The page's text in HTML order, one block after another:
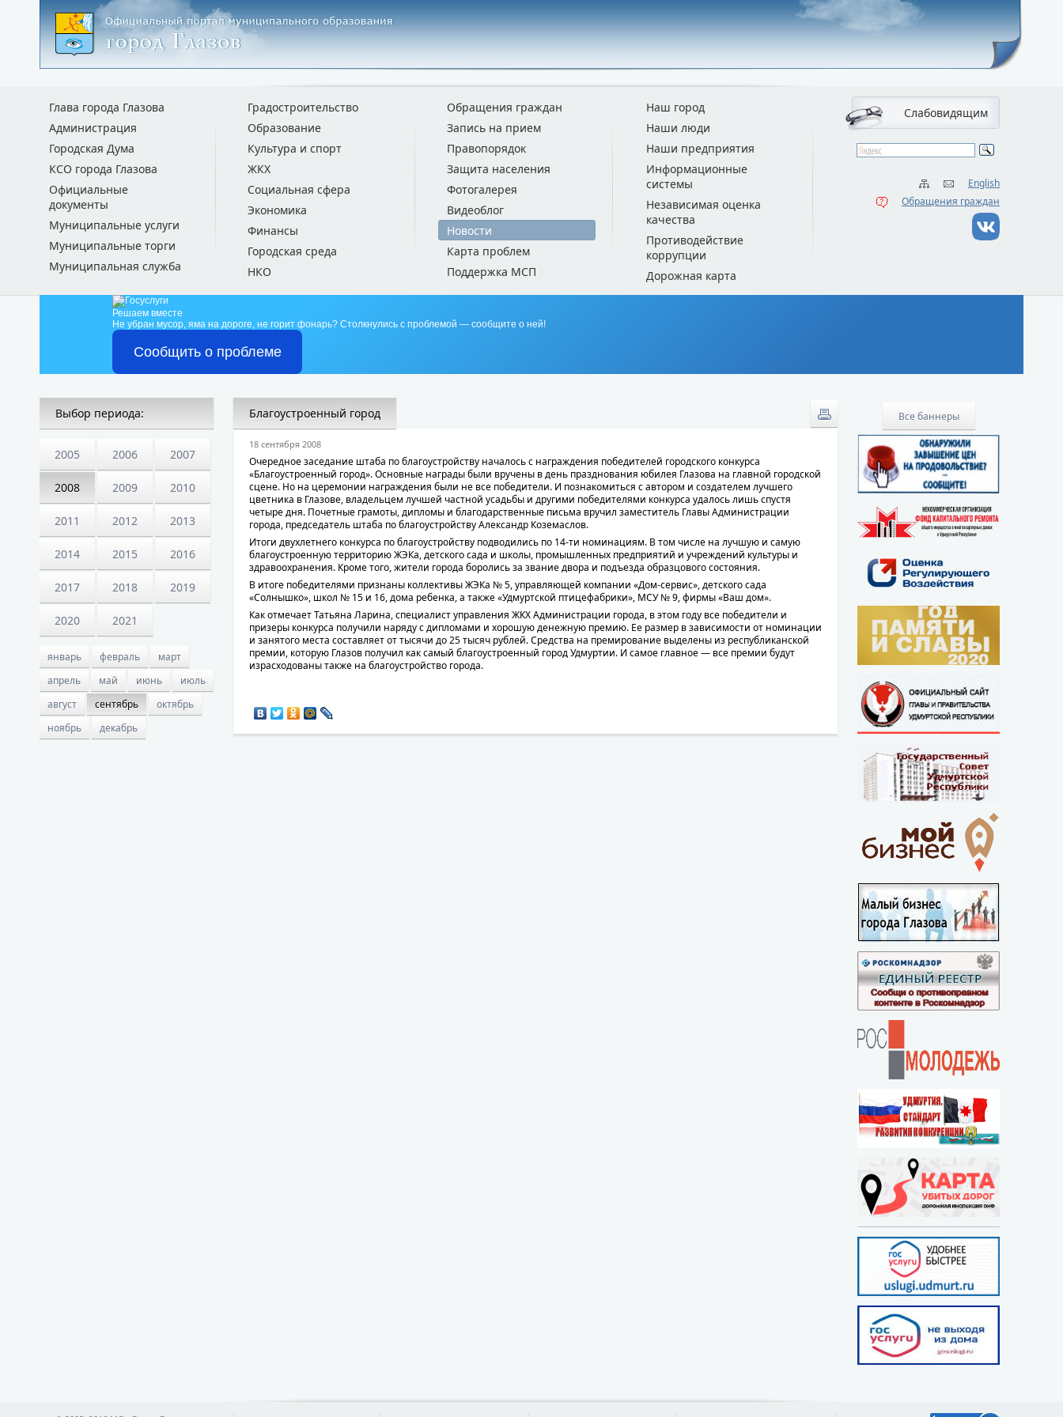
Слабовидящим
English
Обращения граждан
Глава города Глазова
Администрация
Городская Дума
КСО города Глазова
Официальные
документы
Муниципальные услуги
Муниципальные торги
Муниципальная служба
Градостроительство
Образование
Культура и спорт
ЖКХ
Социальная сфера
Экономика
Финансы
Городская среда
НКО
Обращения граждан
Запись на прием
Правопорядок
Защита населения
Фотогалерея
Видеоблог
Новости
Карта проблем
Поддержка МСП
Наш город
Наши люди
Наши предприятия
Информационные
системы
Независимая оценка
качества
Противодействие
коррупции
Дорожная карта
Решаем вместе
Не убран мусор, яма на дороге, не горит фонарь? Столкнулись с проблемой — сообщите о ней!
Сообщить о проблеме
Выбор периода:
2005 2006 2007
2008 2009 2010
2011 2012 2013
2014 2015 2016
2017 2018 2019
2020 2021
январь февраль
март
апрель
май июнь
июль
август
сентябрь
октябрь
ноябрь
декабрь
Все баннеры
Благоустроенный город
18 сентября 2008
Очередное заседание штаба по благоустройству началось с награждения победителей городского конкурса
«Благоустроенный город». Основные награды были вручены в день празднования юбилея Глазова на главной городской
сцене. Но на церемонии награждения были не все победители. И познакомиться с автором и создателем лучшего
цветника в Глазове, владельцем лучшей частной усадьбы и другими победителями конкурса удалось лишь спустя
четыре дня. Почетные грамоты, дипломы и благодарственные письма вручил заместитель Главы Администрации
города, председатель штаба по благоустройству Александр Коземаслов.
Итоги двухлетнего конкурса по благоустройству подводились по 14-ти номинациям. В том числе на лучшую и самую
благоустроенную территорию ЖЭКа, детского сада и школы, промышленных предприятий и учреждений культуры и
здравоохранения. Кроме того, жители города боролись за звание двора и подъезда образцового состояния.
В итоге победителями признаны коллективы ЖЭКа № 5, управляющей компании «Дом-сервис», детского сада
«Солнышко», школ № 15 и 16, дома ребенка, а также «Удмуртской птицефабрики», МСУ № 9, фирмы «Ваш дом».
Как отмечает Татьяна Ларина, специалист управления ЖКХ Администрации города, в этом году все победители и
призеры конкурса получили наряду с дипломами и хорошую денежную премию. Ее размер в зависимости от номинации
и занятого места составляет от тысячи до 25 тысяч рублей. Средства на премирование выделены из республиканской
премии, которую Глазов получил как самый благоустроенный город Удмуртии. И самое главное — все премии будут
израсходованы также на благоустройство города.